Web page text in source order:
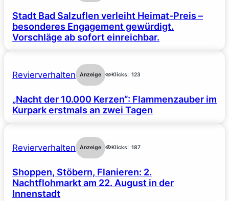
Stadt Bad Salzuflen verleiht Heimat-Preis –
besonderes Engagement gewürdigt.
Vorschläge ab sofort einreichbar.
Revierverhalten Anzeige Klicks: 123
„Nacht der 10.000 Kerzen“: Flammenzauber im
Kurpark erstmals an zwei Tagen
Revierverhalten Anzeige Klicks: 187
Shoppen, Stöbern, Flanieren: 2.
Nachtflohmarkt am 22. August in der
Innenstadt